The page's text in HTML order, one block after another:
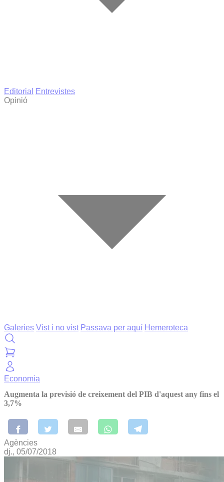
Editorial
Entrevistes
Opinió
Galeries Vist i no vist Passava per aquí Hemeroteca
Economia
Augmenta la previsió de creixement del PIB d'aquest any fins el
3,7%
Agències
dj., 05/07/2018